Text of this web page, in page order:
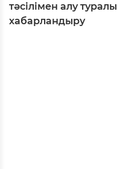
тәсілімен алу туралы
хабарландыру